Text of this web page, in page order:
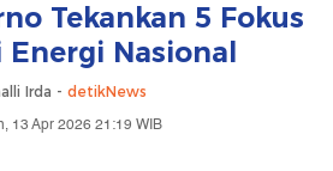
Tekankan 5 Fokus
Energi Nasional
Irda - detikNews
13 Apr 2026 21:19 WIB